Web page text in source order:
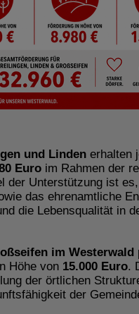
und Linden erhalten
Euro im Rahmen der
der Unterstützung ist
das ehrenamtliche
die Lebensqualität in
im Westerwald
Höhe von 15.000 Euro.
der örtlichen
der